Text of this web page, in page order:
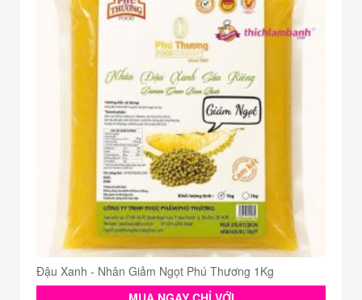
Đậu Xanh - Nhân Giảm Ngọt Phú Thương 1Kg